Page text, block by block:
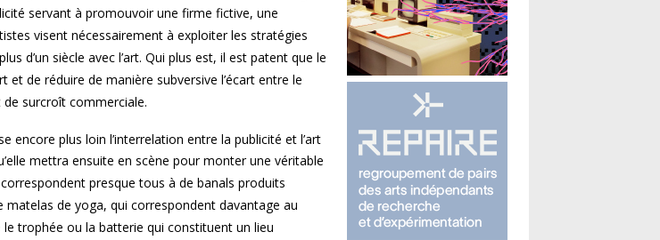
servant à promouvoir une firme fictive, une
visent nécessairement à exploiter les stratégies
d’un siècle avec l’art. Qui plus est, il est patent que le
de réduire de manière subversive l’écart entre le
surcroît commerciale.
encore plus loin l’interrelation entre la publicité et l’art
mettra ensuite en scène pour monter une véritable
presque tous à de banals produits
de yoga, qui correspondent davantage au
trophée ou la batterie qui constituent un lieu